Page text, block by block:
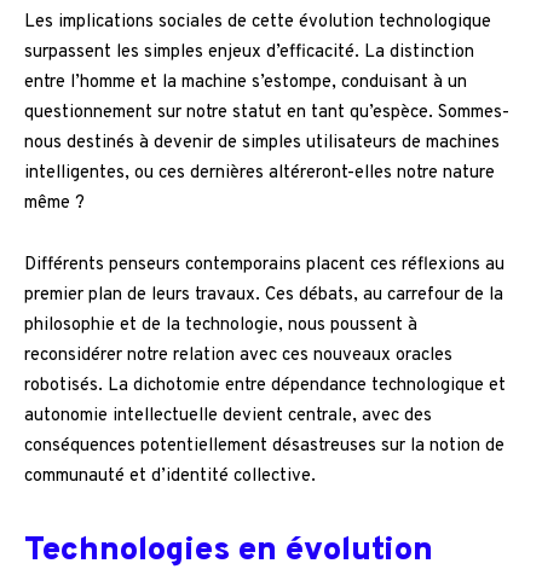
Les implications sociales de cette évolution technologique
surpassent les simples enjeux d’efficacité. La distinction
entre l’homme et la machine s’estompe, conduisant à un
questionnement sur notre statut en tant qu’espèce. Sommes-
nous destinés à devenir de simples utilisateurs de machines
intelligentes, ou ces dernières altéreront-elles notre nature
même ?
Différents penseurs contemporains placent ces réflexions au
premier plan de leurs travaux. Ces débats, au carrefour de la
philosophie et de la technologie, nous poussent à
reconsidérer notre relation avec ces nouveaux oracles
robotisés. La dichotomie entre dépendance technologique et
autonomie intellectuelle devient centrale, avec des
conséquences potentiellement désastreuses sur la notion de
communauté et d’identité collective.
Technologies en évolution